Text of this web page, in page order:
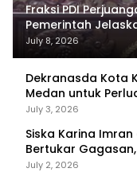
Fraksi PDI
Pemerintah
Tercapai
July 8, 2026
Dekranasda Kota
Medan untuk
Primadona
July 3, 2026
Siska Karina
Bertukar
Fokus Diskusi
July 2, 2026